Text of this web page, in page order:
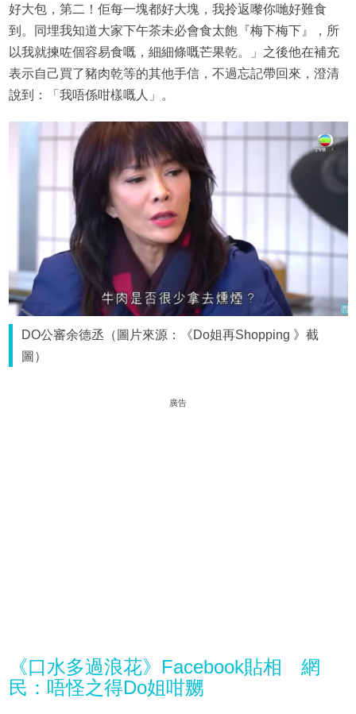
好大包，第二！佢每一塊都好大塊，我拎返嚟你哋好難食
到。同埋我知道大家下午茶未必會食太飽『梅下梅下』，所
以我就揀咗個容易食嘅，細細條嘅芒果乾。」之後他在補充
表示自己買了豬肉乾等的其他手信，不過忘記帶回來，澄清
說到：「我唔係咁樣嘅人」。
DO公審余德丞（圖片來源：《Do姐再Shopping 》截
圖）
廣告
《口水多過浪花》Facebook貼相 網
民：唔怪之得Do姐咁嬲